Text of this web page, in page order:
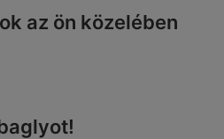
az ön közelében